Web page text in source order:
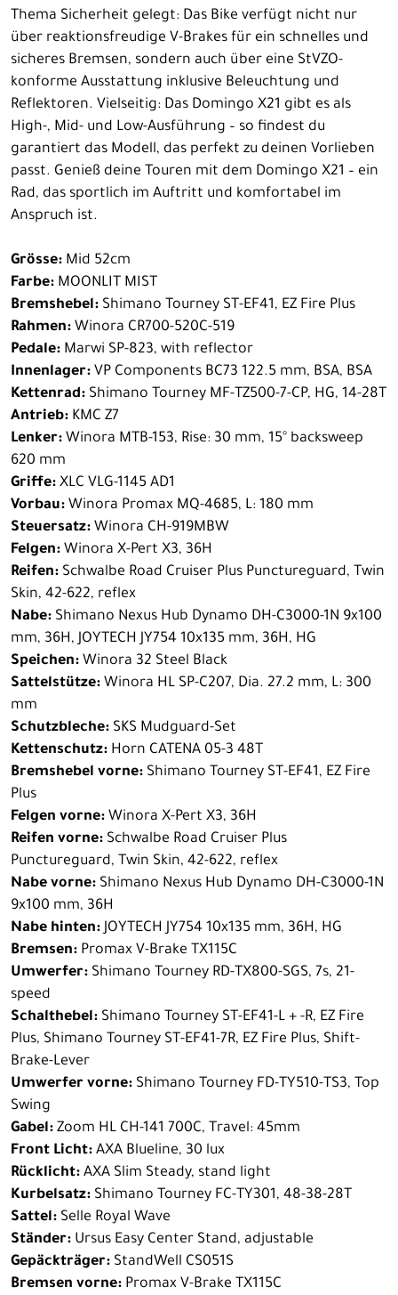
Thema Sicherheit gelegt: Das Bike verfügt nicht nur
über reaktionsfreudige V-Brakes für ein schnelles und
sicheres Bremsen, sondern auch über eine StVZO-
konforme Ausstattung inklusive Beleuchtung und
Reflektoren. Vielseitig: Das Domingo X21 gibt es als
High-, Mid- und Low-Ausführung – so findest du
garantiert das Modell, das perfekt zu deinen Vorlieben
passt. Genieß deine Touren mit dem Domingo X21 – ein
Rad, das sportlich im Auftritt und komfortabel im
Anspruch ist.
Grösse: Mid 52cm
Farbe: MOONLIT MIST
Bremshebel: Shimano Tourney ST-EF41, EZ Fire Plus
Rahmen: Winora CR700-520C-519
Pedale: Marwi SP-823, with reflector
Innenlager: VP Components BC73 122.5 mm, BSA, BSA
Kettenrad: Shimano Tourney MF-TZ500-7-CP, HG, 14-28T
Antrieb: KMC Z7
Lenker: Winora MTB-153, Rise: 30 mm, 15° backsweep
620 mm
Griffe: XLC VLG-1145 AD1
Vorbau: Winora Promax MQ-4685, L: 180 mm
Steuersatz: Winora CH-919MBW
Felgen: Winora X-Pert X3, 36H
Reifen: Schwalbe Road Cruiser Plus Punctureguard, Twin
Skin, 42-622, reflex
Nabe: Shimano Nexus Hub Dynamo DH-C3000-1N 9x100
mm, 36H, JOYTECH JY754 10x135 mm, 36H, HG
Speichen: Winora 32 Steel Black
Sattelstütze: Winora HL SP-C207, Dia. 27.2 mm, L: 300
mm
Schutzbleche: SKS Mudguard-Set
Kettenschutz: Horn CATENA 05-3 48T
Bremshebel vorne: Shimano Tourney ST-EF41, EZ Fire
Plus
Felgen vorne: Winora X-Pert X3, 36H
Reifen vorne: Schwalbe Road Cruiser Plus
Punctureguard, Twin Skin, 42-622, reflex
Nabe vorne: Shimano Nexus Hub Dynamo DH-C3000-1N
9x100 mm, 36H
Nabe hinten:JOYTECH JY754 10x135 mm, 36H, HG
Bremsen: Promax V-Brake TX115C
Umwerfer: Shimano Tourney RD-TX800-SGS, 7s, 21-
speed
Schalthebel: Shimano Tourney ST-EF41-L + -R, EZ Fire
Plus, Shimano Tourney ST-EF41-7R, EZ Fire Plus, Shift-
Brake-Lever
Umwerfer vorne: Shimano Tourney FD-TY510-TS3, Top
Swing
Gabel: Zoom HL CH-141 700C, Travel: 45mm
Front Licht: AXA Blueline, 30 lux
Rücklicht: AXA Slim Steady, stand light
Kurbelsatz: Shimano Tourney FC-TY301, 48-38-28T
Sattel: Selle Royal Wave
Ständer: Ursus Easy Center Stand, adjustable
Gepäckträger: StandWell CS051S
Bremsen vorne: Promax V-Brake TX115C